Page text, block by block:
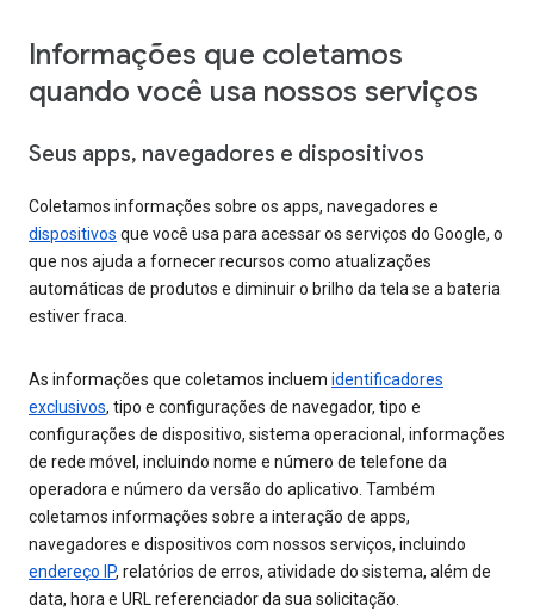
Informações que coletamos
quando você usa nossos serviços
Seus apps, navegadores e dispositivos
Coletamos informações sobre os apps, navegadores e
dispositivos que você usa para acessar os serviços do Google, o
que nos ajuda a fornecer recursos como atualizações
automáticas de produtos e diminuir o brilho da tela se a bateria
estiver fraca.
As informações que coletamos incluem identificadores
exclusivos, tipo e configurações de navegador, tipo e
configurações de dispositivo, sistema operacional, informações
de rede móvel, incluindo nome e número de telefone da
operadora e número da versão do aplicativo. Também
coletamos informações sobre a interação de apps,
navegadores e dispositivos com nossos serviços, incluindo
endereço IP, relatórios de erros, atividade do sistema, além de
data, hora e URL referenciador da sua solicitação.